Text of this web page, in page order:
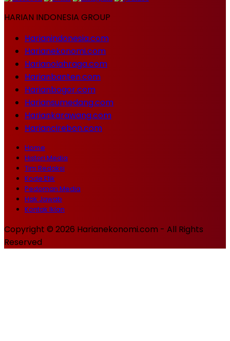
HARIAN INDONESIA GROUP
Harianindonesia.com
Harianekonomi.com
Harianolahraga.com
Harianbanten.com
Harianbogor.com
Hariansumedang.com
Hariankarawang.com
Hariancirebon.com
Home
Histori Media
Tim Redaksi
Kode Etik
Pedoman Media
Hak Jawab
Kontak Iklan
Copyright © 2026 Harianekonomi.com - All Rights
Reserved